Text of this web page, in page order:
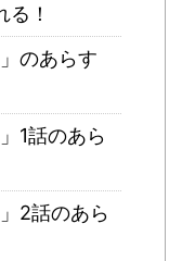
！
のあらす
1話のあら
2話のあら